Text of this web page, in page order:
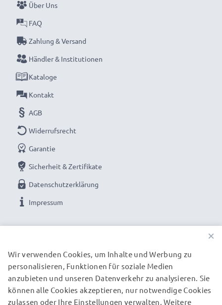
Über Uns
FAQ
Zahlung & Versand
Händler & Institutionen
Kataloge
Kontakt
AGB
Widerrufsrecht
Garantie
Sicherheit & Zertifikate
Datenschutzerklärung
Impressum
UNSERE VERSANDPARTNER
×
Wir verwenden Cookies, um Inhalte und Werbung zu
personalisieren, Funktionen für soziale Medien
anzubieten und unseren Datenverkehr zu analysieren. Sie
können alle Cookies akzeptieren, nur notwendige Cookies
zulassen oder Ihre Einstellungen verwalten. Weitere